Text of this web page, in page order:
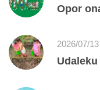
Opor
2026/07/13